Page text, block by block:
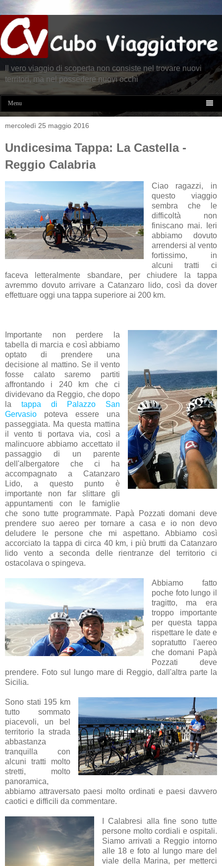
Il vero viaggio di scoperta non consiste nel trovare nuovi
territori, ma nel possedere nuovi occhi
Menu 
mercoledì 25 maggio 2016
Undicesima Tappa: La Castella -
Reggio Calabria
Ciao ragazzi, in
questo viaggio
sembra che le
difficoltà non
finiscano mai. Ieri
abbiamo dovuto
arrendersi al vento
fortissimo, in
alcuni tratti ci
faceva letteralmente sbandare, per chiudere la tappa
avremmo dovuto arrivare a Catanzaro lido, così da dover
effettuare oggi una tappa superiore ai 200 km.
Importante non perdere la
tabella di marcia e così abbiamo
optato di prendere una
decisione al mattino. Se il vento
fosse calato saremo partiti
affrontando i 240 km che ci
dividevano da Reggio, che dopo
la tappa di Palazzo San
Gervasio poteva essere una
passeggiata. Ma questa mattina
il vento ti portava via, così a
malincuore abbiamo accettato il
passaggio di un parente
dell'albergatore che ci ha
accompagnato a Catanzaro
Lido, a questo punto è
importante non far slittare gli
appuntamenti con le famiglie
che sono tutte programmate. Papà Pozzati domani deve
prendere suo aereo per tornare a casa e io non devo
deludere le persone che mi aspettano. Abbiamo così
accorciato la tappa di circa 40 km, i più brutti da Catanzaro
lido vento a seconda delle rientranze del territorio ci
ostacolava o spingeva.
Abbiamo fatto
poche foto lungo il
tragitto, ma era
troppo importante
per questa tappa
rispettare le date e
sopratutto l'aereo
che domani Papà
Pozzati deve
prendere. Foto sul lungo mare di Reggio, dall'altra parte la
Sicilia.
Sono stati 195 km
tutto sommato
piacevoli, un bel
territorio la strada
abbastanza
tranquilla con
alcuni tratti molto
stretti, molto
panoramica,
abbiamo attraversato paesi molto ordinati e paesi davvero
caotici e difficili da commentare.
I Calabresi alla fine sono tutte
persone molto cordiali e ospitali.
Siamo arrivati a Reggio intorno
alle 18 e foto al lungo mare del
viale della Marina, per metterci